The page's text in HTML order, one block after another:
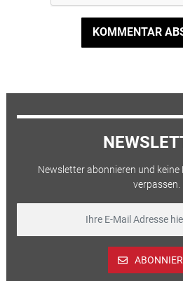
KOMMENTAR
Newsletter abonnieren und
verpassen.